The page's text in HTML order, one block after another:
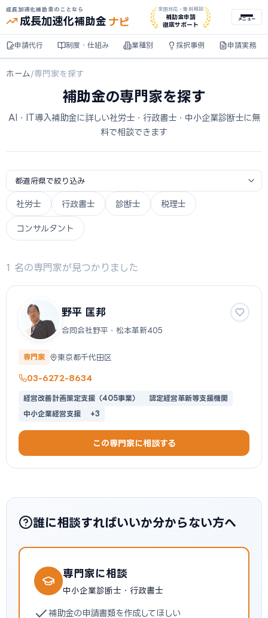
成長加速化補助金のことなら
成長加速化補助金 ナビ
全国対応・無料相談
補助金申請
徹底サポート
メニュー
申請代行 制度・仕組み 業種別 採択事例 申請実務
ホーム /専門家を探す
補助金の専門家を探す
AI・IT導入補助金に詳しい社労士・行政書士・中小企業診断士に無
料で相談できます
社労士 行政書士 診断士 税理士
コンサルタント
1 名の専門家が見つかりました
野平 匡邦
合同会社野平・松本革新405
専門家 東京都千代田区
03-6272-8634
経営改善計画策定支援（405事業）
認定経営革新等支援機関
中小企業経営支援
+3
この専門家に相談する
誰に相談すればいいか分からない方へ
専門家に相談
中小企業診断士・行政書士
補助金の申請書類を作成してほしい